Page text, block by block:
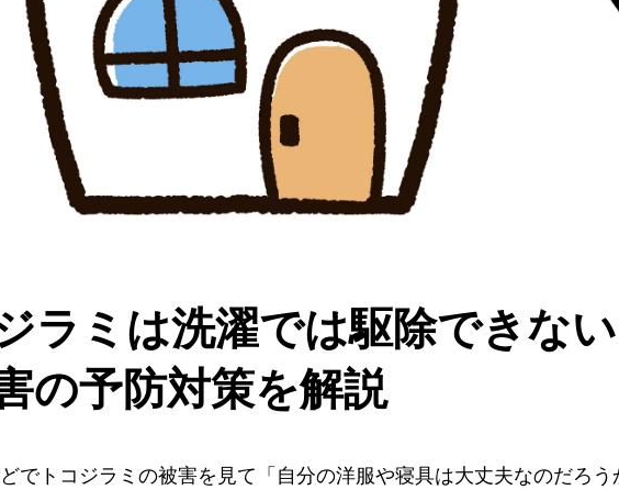
ラミは洗濯では駆除できな
の予防対策を解説
でトコジラミの被害を見て「自分の洋服や寝具は大丈夫なのだろ